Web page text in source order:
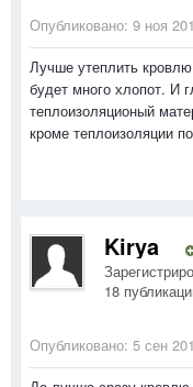
Опубликовано: 9 ноя
Лучше утеплить
будет много хлопот. И
теплоизоляционый
кроме теплоизоляции
Kirya
18
Опубликовано: 5 сен